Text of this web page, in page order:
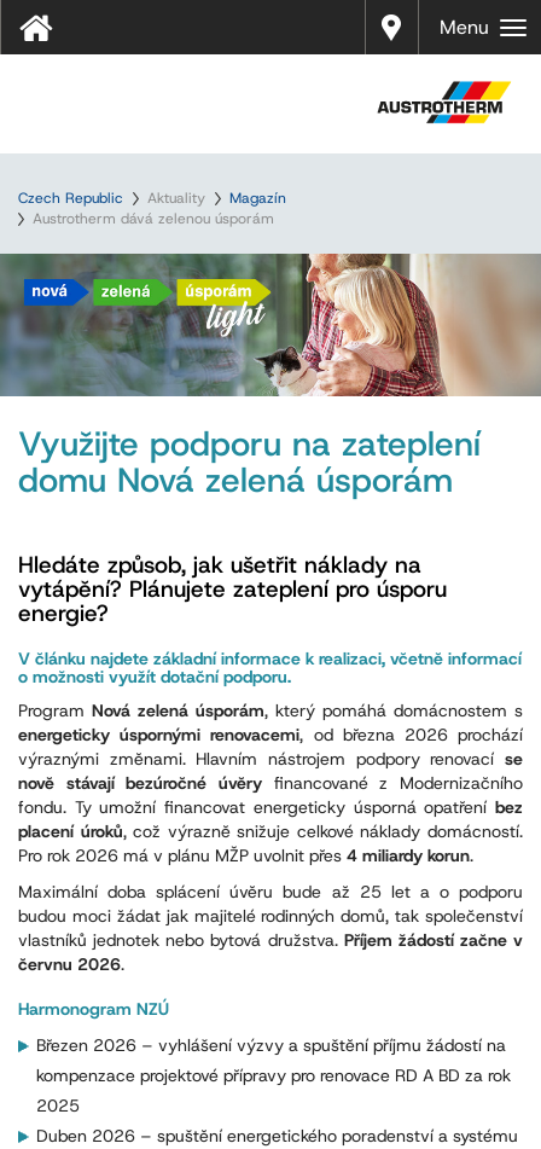
Prodej
Menu
Czech Republic Aktuality
Magazín
Austrotherm dává zelenou úsporám
Využijte podporu na zateplení
domu Nová zelená úsporám
Hledáte způsob, jak ušetřit náklady na
vytápění? Plánujete zateplení pro úsporu
energie?
V článku najdete základní informace k realizaci, včetně informací
o možnosti využít dotační podporu.
Program Nová zelená úsporám, který pomáhá domácnostem s
energeticky úspornými renovacemi, od března 2026 prochází
výraznými změnami. Hlavním nástrojem podpory renovací se
nově stávají bezúročné úvěry financované z Modernizačního
fondu. Ty umožní financovat energeticky úsporná opatření bez
placení úroků, což výrazně snižuje celkové náklady domácností.
Pro rok 2026 má v plánu MŽP uvolnit přes 4 miliardy korun.
Maximální doba splácení úvěru bude až 25 let a o podporu
budou moci žádat jak majitelé rodinných domů, tak společenství
vlastníků jednotek nebo bytová družstva. Příjem žádostí začne v
červnu 2026.
Harmonogram NZÚ
Březen 2026 – vyhlášení výzvy a spuštění příjmu žádostí na
kompenzace projektové přípravy pro renovace RD A BD za rok
2025
Duben 2026 – spuštění energetického poradenství a systému